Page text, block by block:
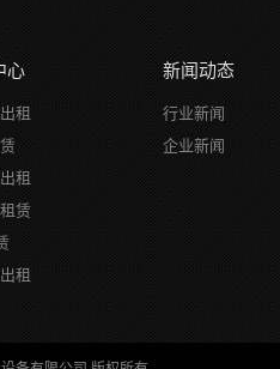
心
租
租
赁
租
新闻动态
行业新闻
企业新闻